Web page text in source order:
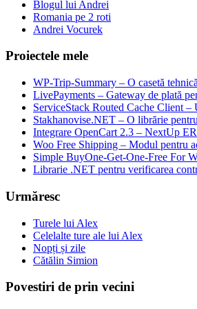
Blogul lui Andrei
Romania pe 2 roti
Andrei Vocurek
Proiectele mele
WP-Trip-Summary – O casetă
LivePayments – Gateway de plată
ServiceStack Routed Cache Client
Stakhanovise.NET – O librărie
Integrare OpenCart 2.3 – NextUp
Woo Free Shipping – Modul pentru
Simple BuyOne-Get-One-Free For
Librarie .NET pentru verificarea
Urmăresc
Turele lui Alex
Celelalte ture ale lui Alex
Nopți și zile
Cătălin Simion
Povestiri de prin vecini